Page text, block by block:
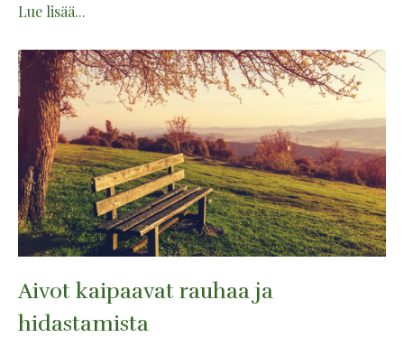
Lue lisää...
Aivot kaipaavat rauhaa ja
hidastamista